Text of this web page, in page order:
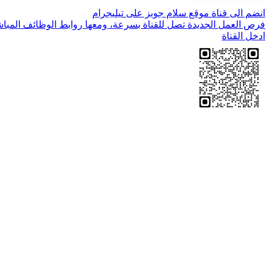
انضم الى قناة موقع سلام جوبز على تيليجرام
فرص العمل الجديدة تصل للقناة بسرعة، ومعها روابط الوظائف
ادخل القناة